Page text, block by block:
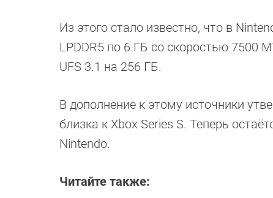
Из этого стало известно, что в
LPDDR5 по 6 ГБ со скоростью 7500
UFS 3.1 на 256 ГБ.
В дополнение к этому источники
близка к Xbox Series S. Теперь
Nintendo.
Читайте также: